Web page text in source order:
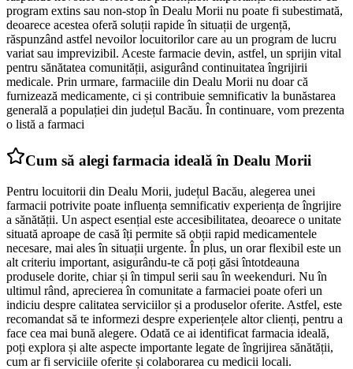
program extins sau non-stop în Dealu Morii nu poate fi subestimată,
deoarece acestea oferă soluții rapide în situații de urgență,
răspunzând astfel nevoilor locuitorilor care au un program de lucru
variat sau imprevizibil. Aceste farmacie devin, astfel, un sprijin vital
pentru sănătatea comunității, asigurând continuitatea îngrijirii
medicale. Prin urmare, farmaciile din Dealu Morii nu doar că
furnizează medicamente, ci și contribuie semnificativ la bunăstarea
generală a populației din județul Bacău. În continuare, vom prezenta
o listă a farmaci
Cum să alegi farmacia ideală în Dealu Morii
Pentru locuitorii din Dealu Morii, județul Bacău, alegerea unei
farmacii potrivite poate influența semnificativ experiența de îngrijire
a sănătății. Un aspect esențial este accesibilitatea, deoarece o unitate
situată aproape de casă îți permite să obții rapid medicamentele
necesare, mai ales în situații urgente. În plus, un orar flexibil este un
alt criteriu important, asigurându-te că poți găsi întotdeauna
produsele dorite, chiar și în timpul serii sau în weekenduri. Nu în
ultimul rând, aprecierea în comunitate a farmaciei poate oferi un
indiciu despre calitatea serviciilor și a produselor oferite. Astfel, este
recomandat să te informezi despre experiențele altor clienți, pentru a
face cea mai bună alegere. Odată ce ai identificat farmacia ideală,
poți explora și alte aspecte importante legate de îngrijirea sănătății,
cum ar fi serviciile oferite și colaborarea cu medicii locali.